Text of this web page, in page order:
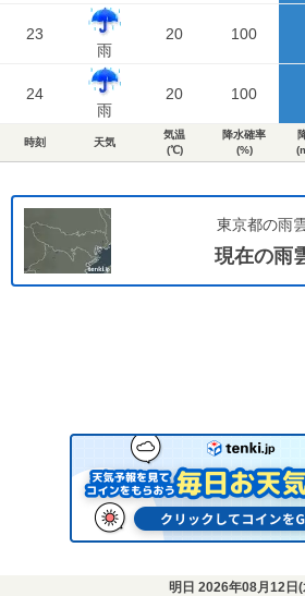
23
雨
20 100
24
雨
20 100
時刻 天気
気温
(℃)
降水確率
(%)
東京都の雨
現在の雨
明日 2026年08月12日(